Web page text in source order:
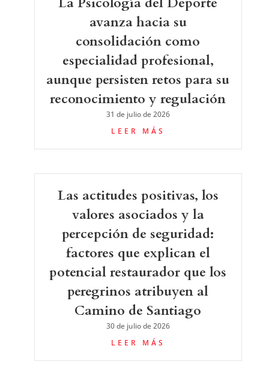
avanza hacia su
consolidación como
especialidad profesional,
aunque persisten retos para su
reconocimiento y regulación
31 de julio de 2026
LEER MÁS
Las actitudes positivas, los
valores asociados y la
percepción de seguridad:
factores que explican el
potencial restaurador que los
peregrinos atribuyen al
Camino de Santiago
30 de julio de 2026
LEER MÁS